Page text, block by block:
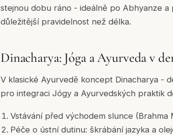
stejnou dobu ráno - ideálně po Abhyanze
důležitější pravidelnost než délka.
Dinacharya: Jóga a Ayurveda v
V klasické Ayurvedě koncept Dinacharya -
pro integraci Jógy a Ayurvedských praktik
Vstávání před východem slunce
Péče o ústní dutinu: škrábání jazyka a